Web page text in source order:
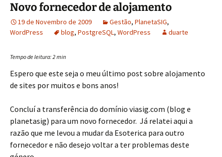
Novo fornecedor de alojamento
19 de Novembro de 2009 Gestão, PlanetaSIG,
WordPress
blog, PostgreSQL, WordPress duarte
Tempo de leitura:2min
Espero que este seja o meu último post sobre alojamento
de sites por muitos e bons anos!
Concluí a transferência do domínio viasig.com (blog e
planetasig) para um novo fornecedor. Já relatei aqui a
razão que me levou a mudar da Esoterica para outro
fornecedor e não desejo voltar a ter problemas deste